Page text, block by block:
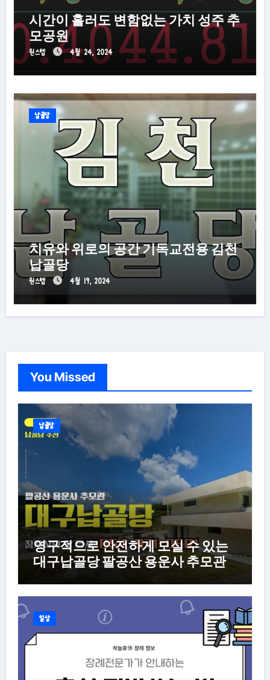
시간이 흘러도 변함없는 가치 성주 추
모공원
원스텝 4월 24, 2024
납골당
치유와 위로의 공간 기독교전용 김천
납골당
원스텝 4월 19, 2024
You Missed
납골당
영구적으로 안전하게 모실 수 있는
대구납골당 팔공산 용운사 추모관
일상